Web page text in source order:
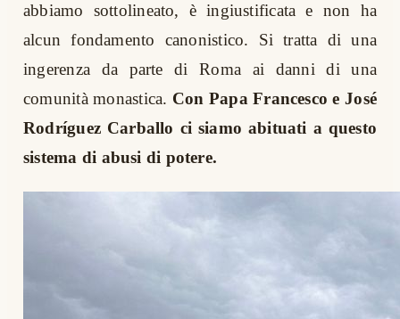
abbiamo sottolineato, è ingiustificata e non ha
alcun fondamento canonistico. Si tratta di una
ingerenza da parte di Roma ai danni di una
comunità monastica. Con Papa Francesco e José
Rodríguez Carballo ci siamo abituati a questo
sistema di abusi di potere.